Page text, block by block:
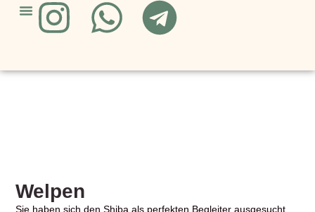
Welpen
Sie haben sich den Shiba als perfekten Begleiter ausgesucht